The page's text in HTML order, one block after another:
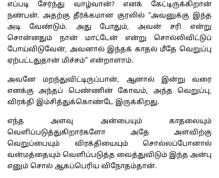
எப்படி சேர்ந்து வாழ்வான்? எனக் கேட்டிருக்கிறான்
நண்பன். அதற்கு தீர்க்கமான குரலில் “அவனுக்கு இந்த
அடி வேண்டும். அது போதும், அவன் சரி என்று
சொன்னதும் நான் மாட்டேன் என்று சொல்லிவிட்டுப்
போய்விடுவேன், அவனால் இந்தக் காதல் மீதே வெறுப்பு
ஏற்பட்டதுதான் மிச்சம்” என்றாளாம்.
அவனே மறந்துவிட்டிருப்பான், ஆனால் இன்று வரை
எனக்கு அந்தப் பெண்ணின் கோவம், அந்த வெறுப்பு,
விரக்தி இம்சித்துக்கொண்டே இருக்கிறது.
எந்த அளவு அன்பையும் காதலையும்
வெளிப்படுத்துகிறார்களோ அதே அளவிற்கு
வெறுப்பையும் விரக்தியையும் சொல்லப்போனால்
வன்மத்தையும் வெளிப்படுத்த வைத்துவிடும் இந்த அன்பு
எனும் சொல் ஆகப்பெரிய விநோதம்தான்.